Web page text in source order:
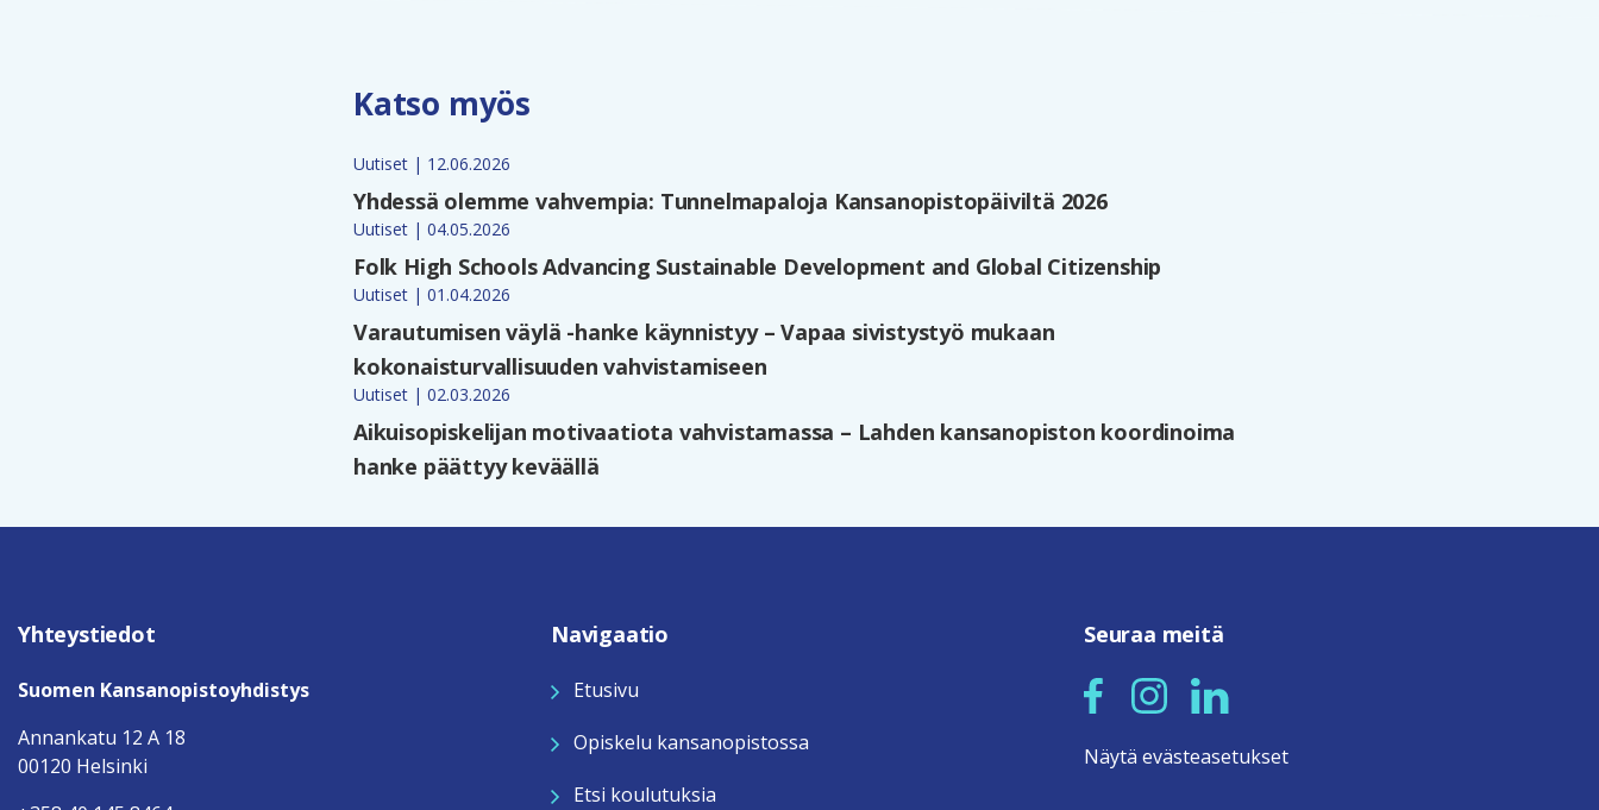
Katso myös
Uutiset | 12.06.2026
Yhdessä olemme vahvempia: Tunnelmapaloja Kansanopistopäiviltä 2026
Uutiset | 04.05.2026
Folk High Schools Advancing Sustainable Development and Global Citizenship
Uutiset | 01.04.2026
Varautumisen väylä -hanke käynnistyy – Vapaa sivistystyö mukaan
kokonaisturvallisuuden vahvistamiseen
Uutiset | 02.03.2026
Aikuisopiskelijan motivaatiota vahvistamassa – Lahden kansanopiston koordinoima
hanke päättyy keväällä
Yhteystiedot
Suomen Kansanopistoyhdistys
Annankatu 12 A 18
00120 Helsinki
Navigaatio
Etusivu
Opiskelu kansanopistossa
Etsi koulutuksia
Seuraa meitä
Näytä evästeasetukset